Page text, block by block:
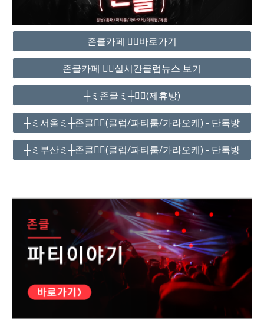
존클카페 ❤️‍🔥바로가기
존클카페 ❤️‍🔥실시간클럽뉴스 보기
┼ミ존클ミ┼❤️‍🔥(제휴방)
┼ミ서울ミ┼존클❤️‍🔥(클럽/파티룸/가라오케) - 단톡방
┼ミ부산ミ┼존클❤️‍🔥(클럽/파티룸/가라오케) - 단톡방